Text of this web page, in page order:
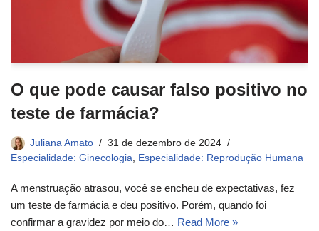
O que pode causar falso positivo no
teste de farmácia?
Juliana Amato
31 de dezembro de 2024
Especialidade: Ginecologia, Especialidade: Reprodução Humana
A menstruação atrasou, você se encheu de expectativas, fez
um teste de farmácia e deu positivo. Porém, quando foi
confirmar a gravidez por meio do… Read More »